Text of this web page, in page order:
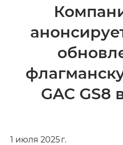
GAC GS8
1 июля 2025 г.